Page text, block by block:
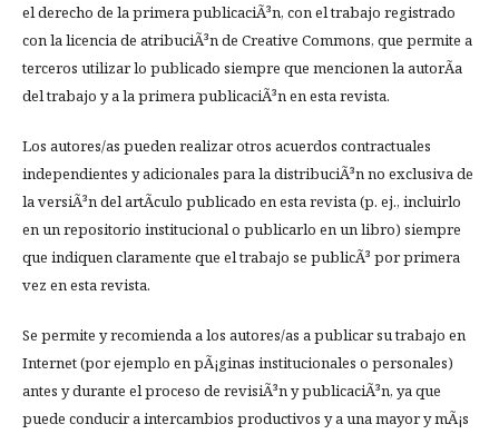
el derecho de la primera publicaciÃ³n, con el trabajo registrado
con la licencia de atribuciÃ³n de Creative Commons, que permite a
terceros utilizar lo publicado siempre que mencionen la autorÃ­a
del trabajo y a la primera publicaciÃ³n en esta revista.
Los autores/as pueden realizar otros acuerdos contractuales
independientes y adicionales para la distribuciÃ³n no exclusiva de
la versiÃ³n del artÃ­culo publicado en esta revista (p. ej., incluirlo
en un repositorio institucional o publicarlo en un libro) siempre
que indiquen claramente que el trabajo se publicÃ³ por primera
vez en esta revista.
Se permite y recomienda a los autores/as a publicar su trabajo en
Internet (por ejemplo en pÃ¡ginas institucionales o personales)
antes y durante el proceso de revisiÃ³n y publicaciÃ³n, ya que
puede conducir a intercambios productivos y a una mayor y mÃ¡s